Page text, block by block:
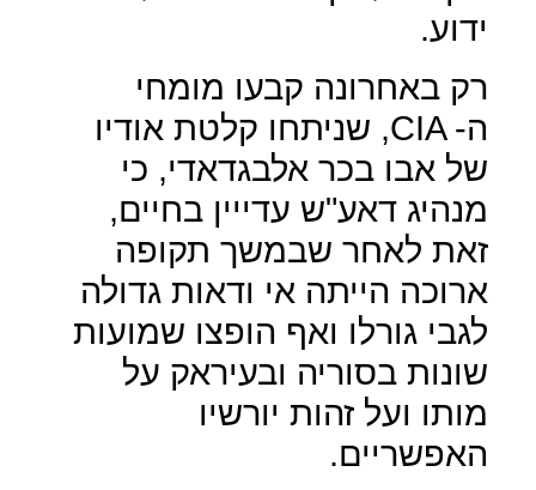
ידוע.
רק באחרונה קבעו מומחי
ה- CIA, שניתחו קלטת אודיו
של אבו בכר אלבגדאדי, כי
מנהיג דאע"ש עדייין בחיים,
זאת לאחר שבמשך תקופה
ארוכה הייתה אי ודאות גדולה
לגבי גורלו ואף הופצו שמועות
שונות בסוריה ובעיראק על
מותו ועל זהות יורשיו
האפשריים.